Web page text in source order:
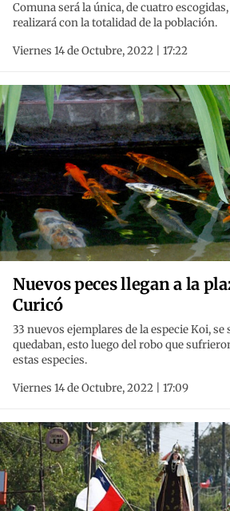
Comuna será la única, de cuatro
realizará con la totalidad de la población.
Viernes 14 de Octubre, 2022 | 17:22
Nuevos peces llegan a la
Curicó
33 nuevos ejemplares de la especie Koi, se
quedaban, esto luego del robo que
estas especies.
Viernes 14 de Octubre, 2022 | 17:09